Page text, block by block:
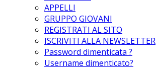
APPELLI
GRUPPO GIOVANI
REGISTRATI AL SITO
ISCRIVITI ALLA NEWSLETTER
Password dimenticata ?
Username dimenticato?